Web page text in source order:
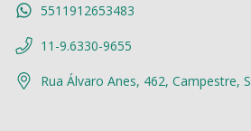
5511912653483
11-9.6330-9655
Rua Álvaro Anes, 462, Campestre,